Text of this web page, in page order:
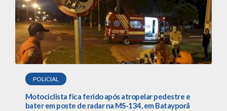
POLICIAL
Motociclista fica ferido após atropelar pedestre e
bater em poste de radar na MS-134, em Batayporã